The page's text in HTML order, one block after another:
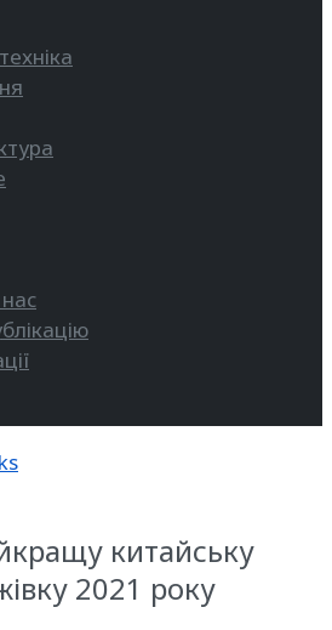
китайську
2021 року